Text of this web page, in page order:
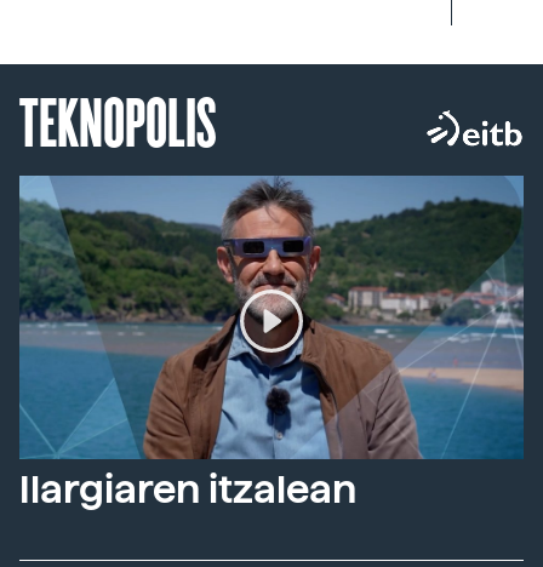
TEKNOPOLIS
Ilargiaren itzalean